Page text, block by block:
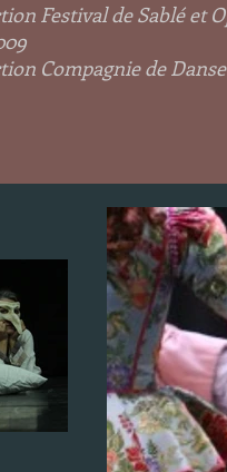
Festival de Sablé et
Compagnie de